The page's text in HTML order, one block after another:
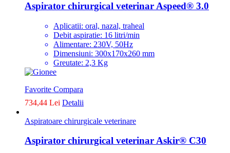
Aspirator chirurgical veterinar Aspeed® 3.0
Aplicatii: oral, nazal, traheal
Debit aspiratie: 16 litri/min
Alimentare: 230V, 50Hz
Dimensiuni: 300x170x260 mm
Greutate: 2,3 Kg
Favorite Compara
734,44 Lei Detalii
Aspiratoare chirurgicale veterinare
Aspirator chirurgical veterinar Askir® C30